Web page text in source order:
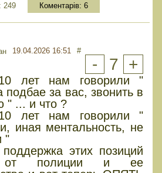
249 Коментарів: 6
19.04.2026 16:51 #
- 7 +
лет нам говорили "
подбае за вас, звонить в
" ... и что ?
лет нам говорили "
иная ментальность, не
"
этих позиций
от полиции и ее